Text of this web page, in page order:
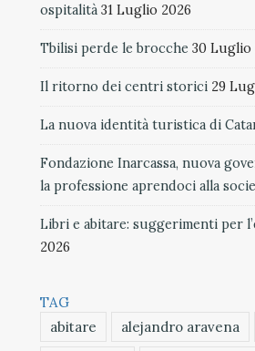
ospitalità 31 Luglio 2026
Tbilisi perde le brocche 30 Luglio
Il ritorno dei centri storici 29
La nuova identità turistica di
Fondazione Inarcassa, nuova
la professione aprendoci alla
Libri e abitare: suggerimenti per
2026
TAG
abitare
alejandro aravena